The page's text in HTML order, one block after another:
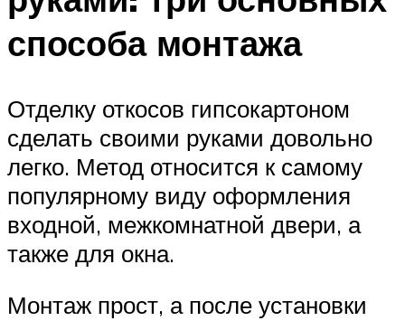
способа монтажа
Отделку откосов гипсокартоном
сделать своими руками довольно
легко. Метод относится к самому
популярному виду оформления
входной, межкомнатной двери, а
также для окна.
Монтаж прост, а после установки